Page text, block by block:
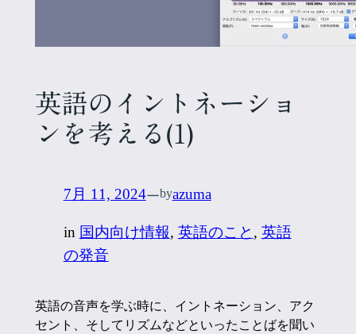
英語のイントネーショ
ンを考える(1)
7月 11, 2024—byazuma
in 国内向け情報, 英語のこと , 英語
の発音
英語の音声を学ぶ時に、イントネーション、アク
セント、そしてリズムなどといったことばを聞い